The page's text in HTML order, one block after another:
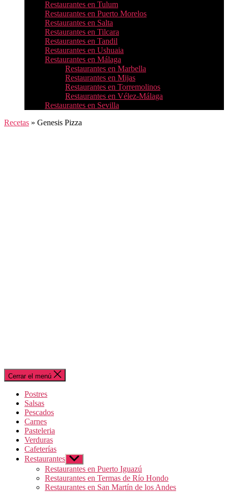
Restaurantes en Tulum
Restaurantes en Puerto Morelos
Restaurantes en Salta
Restaurantes en Tilcara
Restaurantes en Tandil
Restaurantes en Ushuaia
Restaurantes en Málaga
Restaurantes en Marbella
Restaurantes en Mijas
Restaurantes en Torremolinos
Restaurantes en Vélez-Málaga
Restaurantes en Sevilla
Recetas » Genesis Pizza
Cerrar el menú
Postres
Salsas
Pescados
Carnes
Pasteleria
Verduras
Cafeterías
Restaurantes Mostrar
el
submenú
Restaurantes en Puerto Iguazú
Restaurantes en Termas de Río Hondo
Restaurantes en San Martín de los Andes